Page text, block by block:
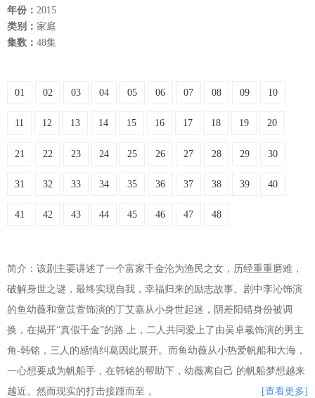
年份： 2015
类别： 家庭
集数： 48集
01 02 03 04 05 06 07 08 09 10
11 12 13 14 15 16 17 18 19 20
21 22 23 24 25 26 27 28 29 30
31 32 33 34 35 36 37 38 39 40
41 42 43 44 45 46 47 48
简介：该剧主要讲述了一个富家千金沦为渔民之女，历经重重磨难，
破解身世之谜，最终实现自我，幸福归来的励志故事。剧中李沁饰演
的鱼幼薇和童苡萱饰演的丁艾嘉从小身世起迷，阴差阳错身份被调
换，在揭开“真假千金”的路 上，二人共同爱上了由吴卓羲饰演的男主
角-韩铭，三人的感情纠葛因此展开。而鱼幼薇从小热爱帆船和大海，
一心想要成为帆船手，在韩铭的帮助下，幼薇离自己 的帆船梦想越来
越近。然而现实的打击接踵而至，
[查看更多]